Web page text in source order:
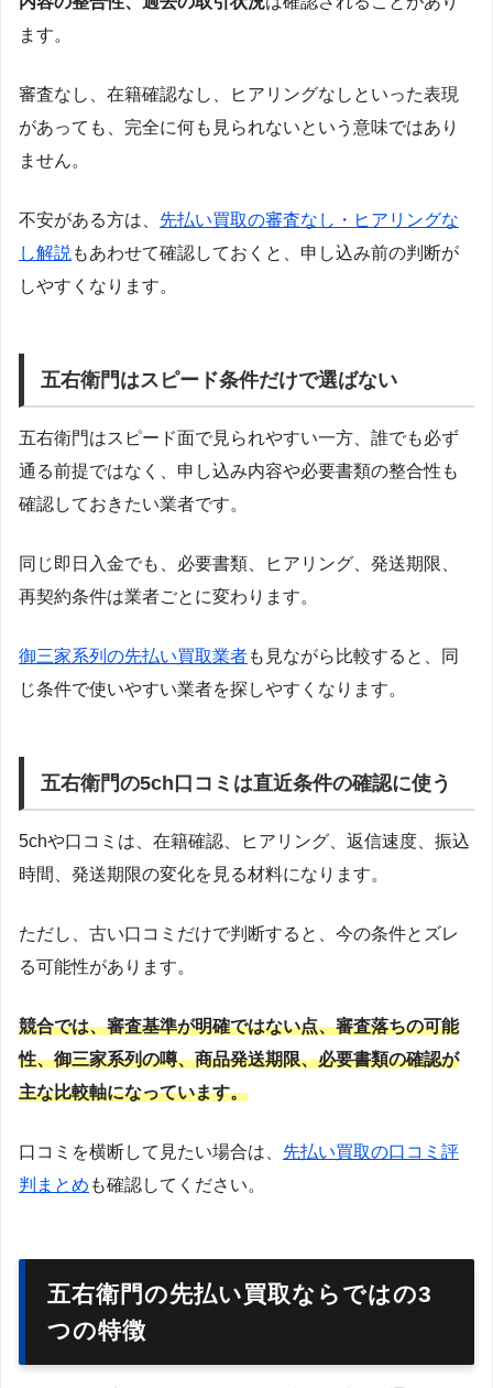
ます。
審査なし、在籍確認なし、ヒアリングなしといった表現
があっても、完全に何も見られないという意味ではあり
ません。
不安がある方は、 先払い買取の審査なし・ヒアリングな
し解説 もあわせて確認しておくと、申し込み前の判断が
しやすくなります。
五右衛門はスピード条件だけで選ばない
五右衛門はスピード面で見られやすい一方、誰でも必ず
通る前提ではなく、申し込み内容や必要書類の整合性も
確認しておきたい業者です。
同じ即日入金でも、必要書類、ヒアリング、発送期限、
再契約条件は業者ごとに変わります。
御三家系列の先払い買取業者も見ながら比較すると、同
じ条件で使いやすい業者を探しやすくなります。
五右衛門の5ch口コミは直近条件の確認に使う
5chや口コミは、在籍確認、ヒアリング、返信速度、振込
時間、発送期限の変化を見る材料になります。
ただし、古い口コミだけで判断すると、今の条件とズレ
る可能性があります。
競合では、審査基準が明確ではない点、審査落ちの可能
性、御三家系列の噂、商品発送期限、必要書類の確認が
主な比較軸になっています。
口コミを横断して見たい場合は、 先払い買取の口コミ評
判まとめ も確認してください。
五右衛門の先払い買取ならではの3
つの特徴